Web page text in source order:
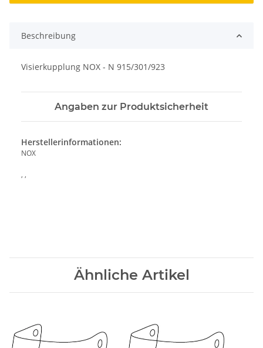
Beschreibung
Visierkupplung NOX - N 915/301/923
Angaben zur Produktsicherheit
Herstellerinformationen:
NOX
, ,
Ähnliche Artikel